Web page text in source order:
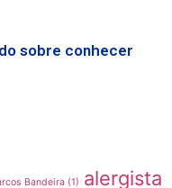
sobre conhecer
Bandeira (1) alergista